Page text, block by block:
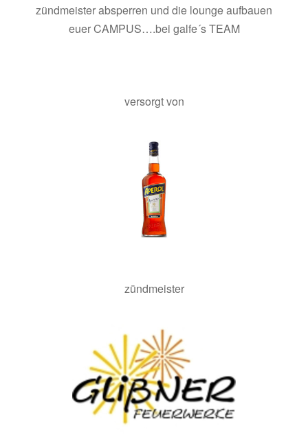
zündmeister absperren und die lounge aufbauen
euer CAMPUS….bei galfe´s TEAM
versorgt von
zündmeister